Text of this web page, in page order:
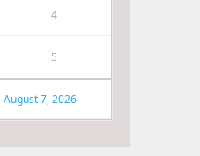
4
5
August 7, 2026